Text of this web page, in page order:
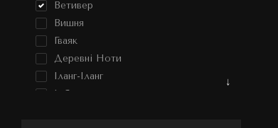
Ветивер
Вишня
Гваяк
Деревні Ноти
Іланг-Іланг
Імбир